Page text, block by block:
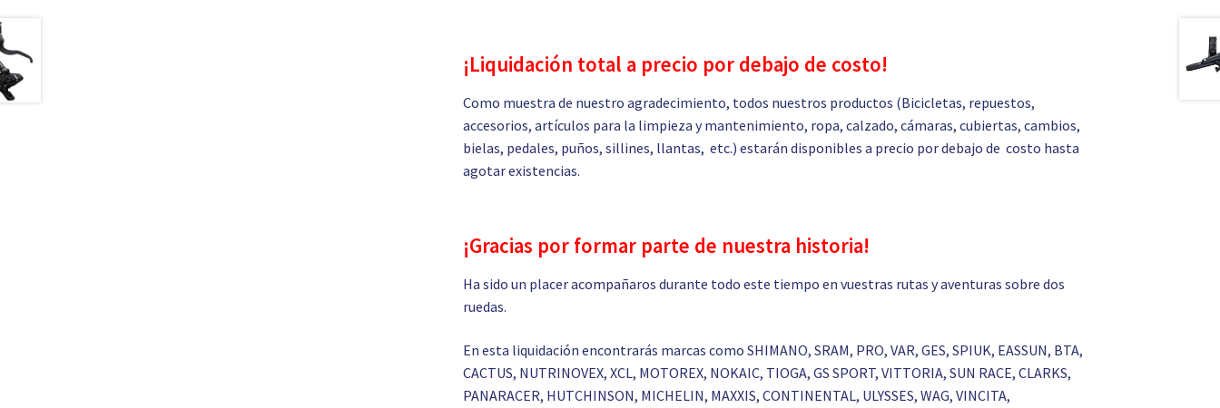
¡Liquidación total a precio por debajo de costo!
Como muestra de nuestro agradecimiento, todos nuestros productos (Bicicletas, repuestos,
accesorios, artículos para la limpieza y mantenimiento, ropa, calzado, cámaras, cubiertas, cambios,
bielas, pedales, puños, sillines, llantas, etc.) estarán disponibles a precio por debajo de costo hasta
agotar existencias.
¡Gracias por formar parte de nuestra historia!
Ha sido un placer acompañaros durante todo este tiempo en vuestras rutas y aventuras sobre dos
ruedas.
En esta liquidación encontrarás marcas como SHIMANO, SRAM, PRO, VAR, GES, SPIUK, EASSUN, BTA,
CACTUS, NUTRINOVEX, XCL, MOTOREX, NOKAIC, TIOGA, GS SPORT, VITTORIA, SUN RACE, CLARKS,
PANARACER, HUTCHINSON, MICHELIN, MAXXIS, CONTINENTAL, ULYSSES, WAG, VINCITA,